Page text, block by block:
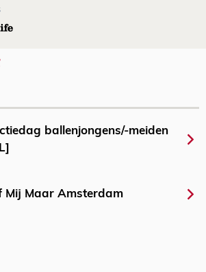
ballenjongens/-meiden
Mij Maar Amsterdam